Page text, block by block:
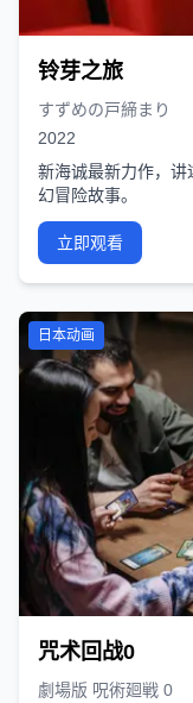
铃芽之旅
すずめの戸締まり
2022
新海诚最新力作，
幻冒险故事。
立即观看
日本动画
咒术回战0
劇場版 呪術廻戦 0